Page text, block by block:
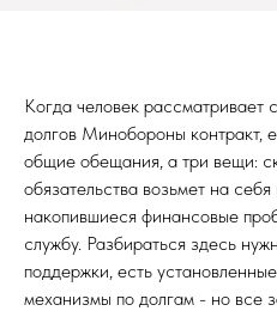
Когда человек рассматривает
долгов Минобороны контракт,
общие обещания, а три вещи:
обязательства возьмет на
накопившиеся финансовые
службу. Разбираться здесь
поддержки, есть
механизмы по долгам - но все